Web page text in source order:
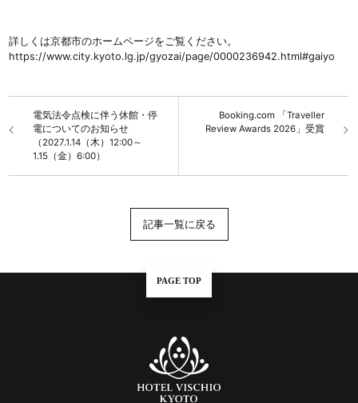
詳しくは京都市のホームページをご覧ください。
https://www.city.kyoto.lg.jp/gyozai/page/0000236942.html#gaiyo
電気法令点検に伴う休館・停
電についてのお知らせ
（2027.1.14（木）12:00～
1.15（金）6:00）
Booking.com 「Traveller
Review Awards 2026」受賞
記事一覧に戻る
PAGE TOP